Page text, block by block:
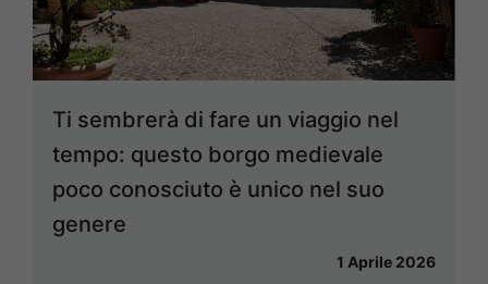
Ti sembrerà di fare un viaggio nel
tempo: questo borgo medievale
poco conosciuto è unico nel suo
genere
1 Aprile 2026